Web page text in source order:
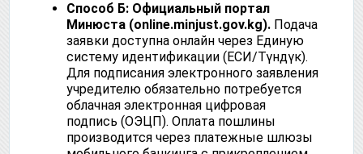
Способ Б: Официальный портал
Минюста (online.minjust.gov.kg). Подача
заявки доступна онлайн через Единую
систему идентификации (ЕСИ/Түндүк).
Для подписания электронного заявления
учредителю обязательно потребуется
облачная электронная цифровая
подпись (ОЭЦП). Оплата пошлины
производится через платежные шлюзы